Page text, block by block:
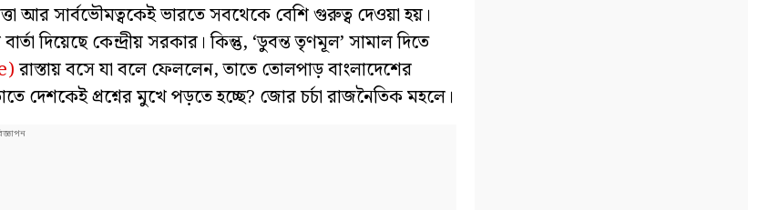
আর সার্বভৌমত্বকেই ভারতে সবথেকে বেশি গুরুত্ব দেওয়া হয়।
দিয়েছে কেন্দ্রীয় সরকার। কিন্তু, ‘ডুবন্ত তৃণমূল’ সামাল দিতে
রাস্তায় বসে যা বলে ফেললেন, তাতে তোলপাড় বাংলাদেশের
দেশকেই প্রশ্নের মুখে পড়তে হচ্ছে? জোর চর্চা রাজনৈতিক মহলে।